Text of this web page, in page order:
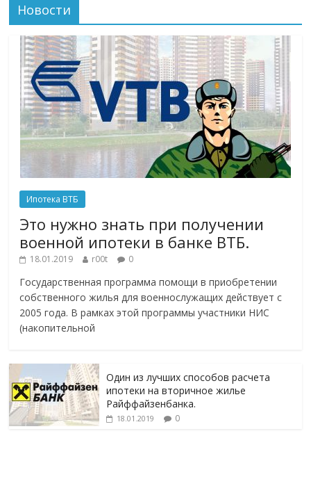
Новости
Ипотека ВТБ
Это нужно знать при получении
военной ипотеки в банке ВТБ.
18.01.2019 r00t 0
Государственная программа помощи в приобретении
собственного жилья для военнослужащих действует с
2005 года. В рамках этой программы участники НИС
(накопительной
Один из лучших способов расчета
ипотеки на вторичное жилье
Райффайзенбанка.
18.01.2019 0